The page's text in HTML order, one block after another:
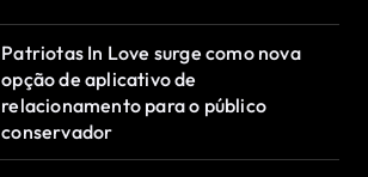
Patriotas In Love surge como nova
opção de aplicativo de
relacionamento para o público
conservador